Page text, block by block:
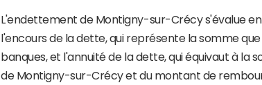
L'endettement de Montigny-sur-Crécy s'évalue
l'encours de la dette, qui représente la somme
banques, et l'annuité de la dette, qui équivaut à la
de Montigny-sur-Crécy et du montant de